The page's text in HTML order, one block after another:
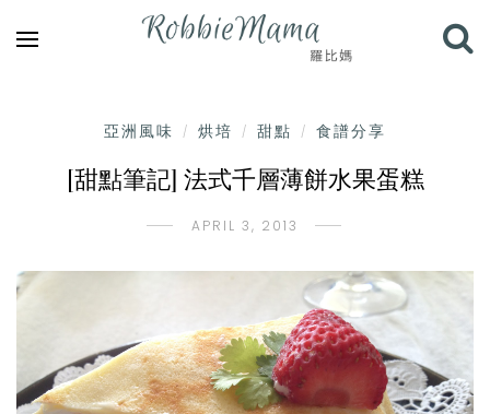
亞洲風味 / 烘培 / 甜點 / 食譜分享
[甜點筆記] 法式千層薄餅水果蛋糕
APRIL 3, 2013